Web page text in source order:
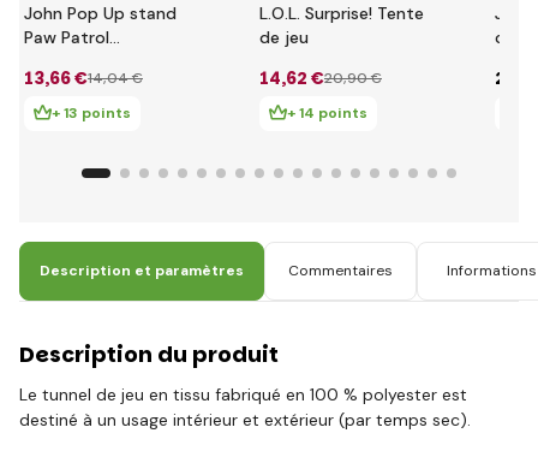
John Pop Up stand
Paw Patrol
13,66 €14,04 €
+ 13 points
L.O.L. Surprise! Tente
de jeu
14,62 €20,90 €
+ 14 points
John
27
Description et paramètres Commentaires
Description du produit
Le tunnel de jeu en tissu fabriqué en 100 % polyester est
destiné à un usage intérieur et extérieur (par temps sec).